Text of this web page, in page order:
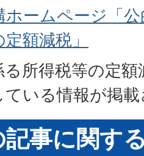
ホームページ「
額減税」
る所得税等の定
ている情報が掲
記事に関す